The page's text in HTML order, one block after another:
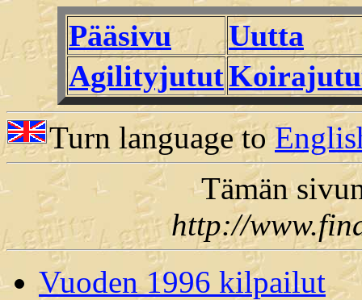
Pääsivu
Uutta
Agilityjutut
Turn language to
Tämän
http://
Vuoden 1996 kilpailut